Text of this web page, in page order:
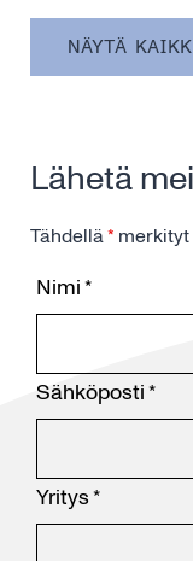
NÄYTÄ
Lähetä
Tähdellä*
Nimi*
Sähköposti*
Yritys*